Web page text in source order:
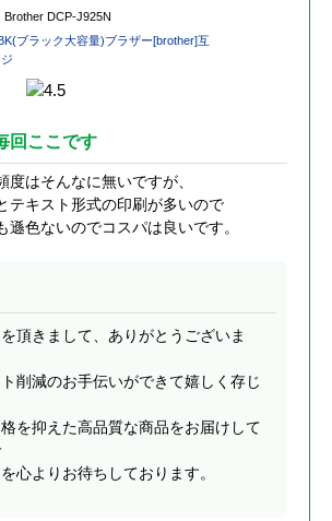
Brother DCP-J925N
ブラック大容量)ブラザー[brother]互
回ここです
度はそんなに無いですが、
テキスト形式の印刷が多いので
遜色ないのでコスパは良いです。
頂きまして、ありがとうございま
削減のお手伝いができて嬉しく存じ
を抑えた高品質な商品をお届けして
心よりお待ちしております。